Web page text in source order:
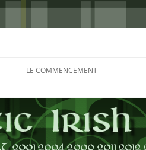
LE COMMENCEMENT